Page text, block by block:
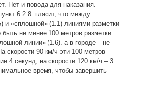
Нет и повода для наказания.
6.2.8. гласит, что между
и «сплошной» (1.1) линиями разметки
не менее 100 метров разметки
линии» (1.6), а в городе – не
скорости 90 км/ч эти 100 метров
4 секунд, на скорости 120 км/ч – 3
время, чтобы завершить